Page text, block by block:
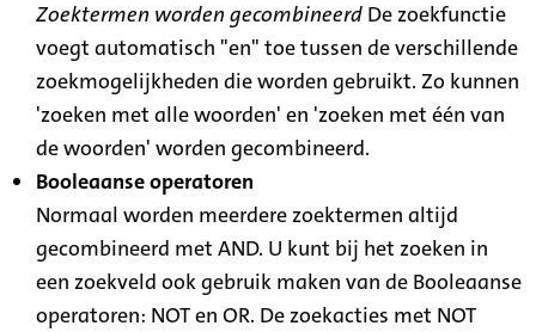
Zoektermen worden gecombineerd De zoekfunctie
voegt automatisch "en" toe tussen de verschillende
zoekmogelijkheden die worden gebruikt. Zo kunnen
'zoeken met alle woorden' en 'zoeken met één van
de woorden' worden gecombineerd.
Booleaanse operatoren
Normaal worden meerdere zoektermen altijd
gecombineerd met AND. U kunt bij het zoeken in
een zoekveld ook gebruik maken van de Booleaanse
operatoren: NOT en OR. De zoekacties met NOT